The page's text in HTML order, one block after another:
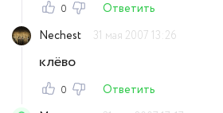
0
Ответить
Nechest
31 мая 2007 13:26
клёво
0
Ответить